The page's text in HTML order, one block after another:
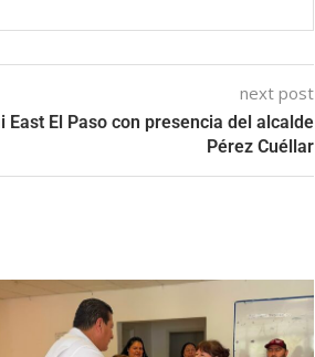
next post
East El Paso con presencia del alcalde
Pérez Cuéllar